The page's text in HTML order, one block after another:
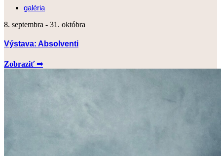
galéria
8. septembra - 31. októbra
Výstava: Absolventi
Zobraziť ➟